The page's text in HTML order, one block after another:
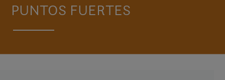
PUNTOS FUERTES